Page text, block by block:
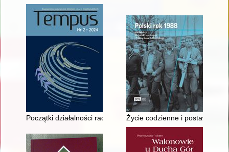
Początki działalności radia RMF FM w Polsce = The
Życie codzienne i postawy